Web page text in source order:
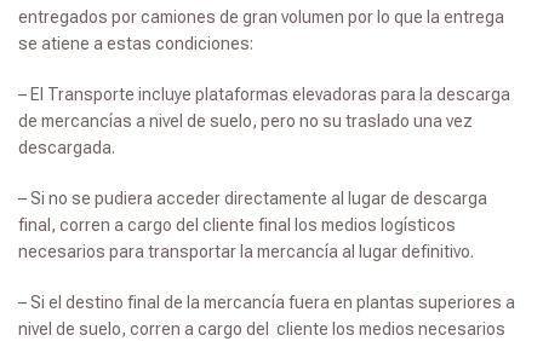
entregados por camiones de gran volumen por lo que la entrega
se atiene a estas condiciones:
– El Transporte incluye plataformas elevadoras para la descarga
de mercancías a nivel de suelo, pero no su traslado una vez
descargada.
– Si no se pudiera acceder directamente al lugar de descarga
final, corren a cargo del cliente final los medios logísticos
necesarios para transportar la mercancía al lugar definitivo.
– Si el destino final de la mercancía fuera en plantas superiores a
nivel de suelo, corren a cargo del cliente los medios necesarios